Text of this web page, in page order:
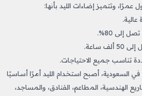
عمرًا، وتتميز إضاءات الليد بأنها:
عالية.
إلى 80%.
ساعة.
تناسب جميع الاحتياجات.
في السعودية، أصبح استخدام الليد أمرًا أساسيًا
الهندسية، المطاعم، الفنادق، والمساجد،